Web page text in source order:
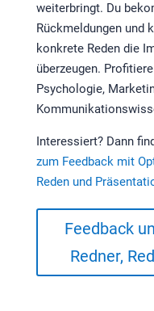
weiterbringt. Du
Rückmeldungen und
konkrete Reden die
überzeugen.
Psychologie,
Interessiert? Dann
zum Feedback mit
Reden und
Feedback
Redner,